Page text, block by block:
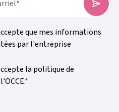
que mes informations
par l'entreprise
la politique de